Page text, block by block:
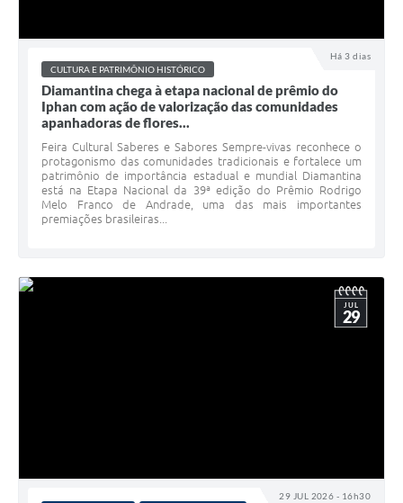
Há 3 dias
CULTURA E PATRIMÔNIO HISTÓRICO
Diamantina chega à etapa nacional de prêmio do
Iphan com ação de valorização das comunidades
apanhadoras de flores...
Feira Cultural Saberes e Sabores Sempre-vivas reconhece o
protagonismo das comunidades tradicionais e fortalece um
patrimônio de importância estadual e mundial Diamantina
está na Etapa Nacional da 39ª edição do Prêmio Rodrigo
Melo Franco de Andrade, uma das mais importantes
premiações brasileiras...
29 JUL 2026 - 16h30
JUL
29